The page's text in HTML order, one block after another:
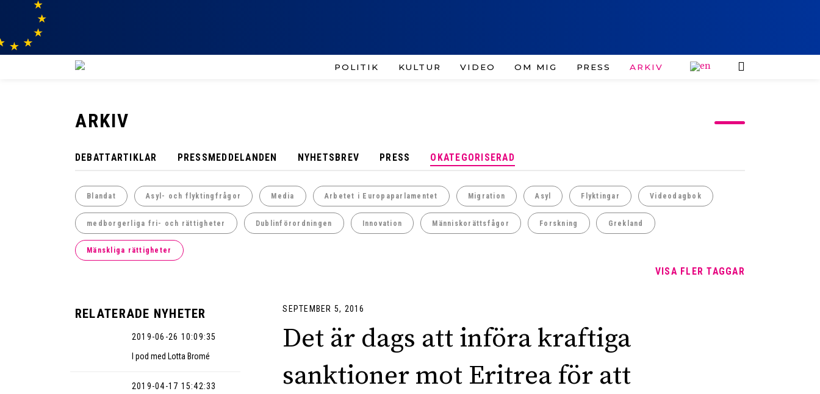
POLITIK KULTUR VIDEO OM MIG PRESS ARKIV
ARKIV
DEBATTARTIKLAR PRESSMEDDELANDEN NYHETSBREV PRESS OKATEGORISERAD
Blandat Asyl- och flyktingfrågor Media Arbetet i Europaparlamentet Migration Asyl Flyktingar Videodagbok
medborgerliga fri- och rättigheter Dublinförordningen Innovation Människorättsfågor Forskning Grekland
Mänskliga rättigheter
VISA FLER TAGGAR
RELATERADE NYHETER
2019-06-26 10:09:35
I pod med Lotta Bromé
2019-04-17 15:42:33
SEPTEMBER 5, 2016
Det är dags att införa kraftiga
sanktioner mot Eritrea för att